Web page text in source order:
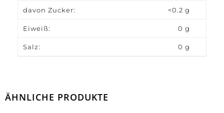
davon Zucker: <0.2 g
Eiweiß: 0 g
Salz: 0 g
ÄHNLICHE PRODUKTE